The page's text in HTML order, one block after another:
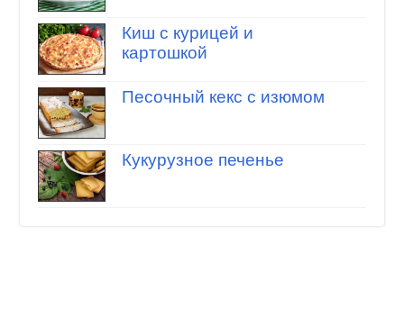
Киш с курицей и
картошкой
Песочный кекс с изюмом
Кукурузное печенье